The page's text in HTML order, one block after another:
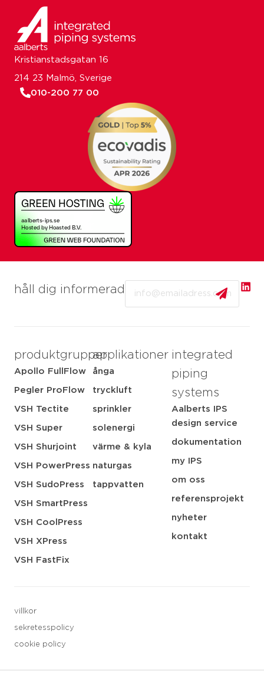
håll dig informerad
produktgrupper
Apollo FullFlow
Pegler ProFlow
VSH Tectite
VSH Super
VSH Shurjoint
VSH PowerPress
VSH SudoPress
VSH SmartPress
VSH CoolPress
VSH XPress
VSH FastFix
applikationer
ånga
tryckluft
sprinkler
solenergi
värme & kyla
naturgas
tappvatten
integrated
piping
systems
Aalberts IPS
design service
dokumentation
my IPS
om oss
referensprojekt
nyheter
kontakt
villkor
sekretesspolicy
cookie policy
Kristianstadsgatan 16
214 23 Malmö, Sverige
010-200 77 00